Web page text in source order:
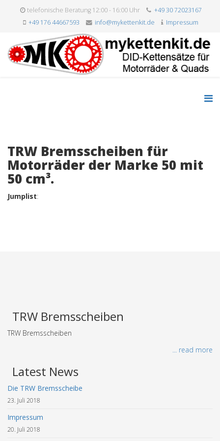
telefonische Beratung 12:00 - 16:00 Uhr
+49 30 72023167
+49 176 44667593
info@mykettenkit.de Impressum
TRW Bremsscheiben für
Motorräder der Marke 50 mit
50 cm³.
Jumplist:
TRW Bremsscheiben
TRW Bremsscheiben
... read more
Latest News
Die TRW Bremsscheibe
23. Juli 2018
Impressum
20. Juli 2018